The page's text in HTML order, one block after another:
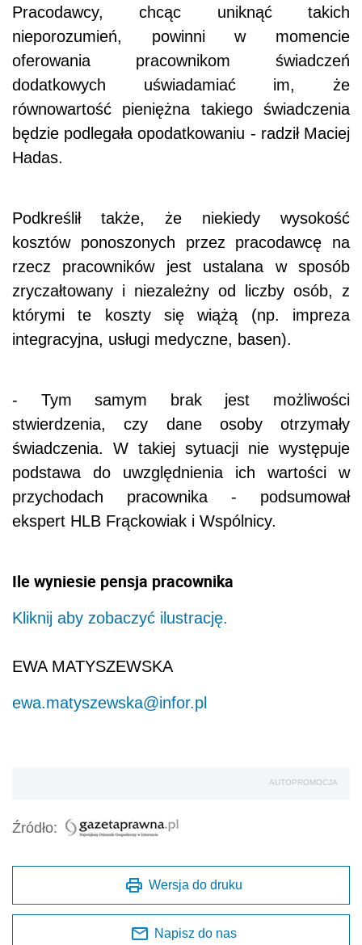
Pracodawcy, chcąc uniknąć takich
nieporozumień, powinni w momencie
oferowania pracownikom świadczeń
dodatkowych uświadamiać im, że
równowartość pieniężna takiego świadczenia
będzie podlegała opodatkowaniu - radził Maciej
Hadas.
Podkreślił także, że niekiedy wysokość
kosztów ponoszonych przez pracodawcę na
rzecz pracowników jest ustalana w sposób
zryczałtowany i niezależny od liczby osób, z
którymi te koszty się wiążą (np. impreza
integracyjna, usługi medyczne, basen).
- Tym samym brak jest możliwości
stwierdzenia, czy dane osoby otrzymały
świadczenia. W takiej sytuacji nie występuje
podstawa do uwzględnienia ich wartości w
przychodach pracownika - podsumował
ekspert HLB Frąckowiak i Wspólnicy.
Ile wyniesie pensja pracownika
Kliknij aby zobaczyć ilustrację.
EWA MATYSZEWSKA
ewa.matyszewska@infor.pl
AUTOPROMOCJA
Źródło:
Wersja do druku
Napisz do nas